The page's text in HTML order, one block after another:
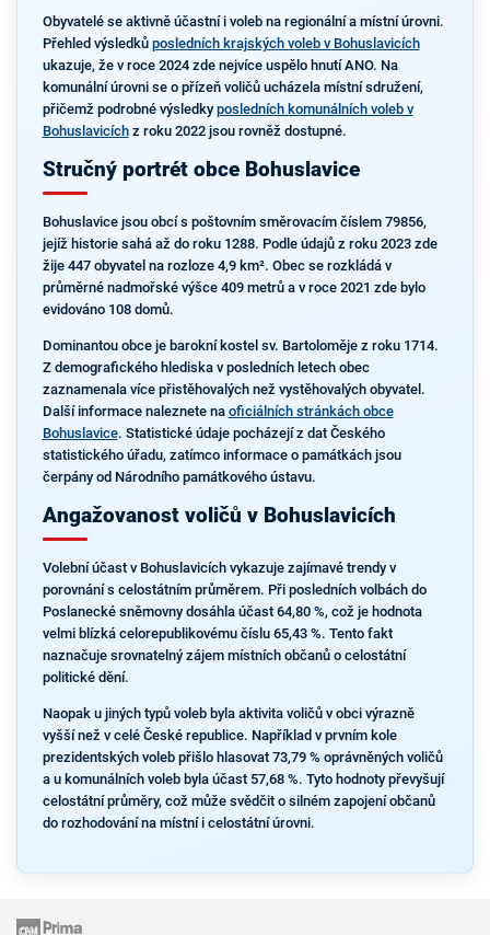
Obyvatelé se aktivně účastní i voleb na regionální a místní úrovni.
Přehled výsledků posledních krajských voleb v Bohuslavicích
ukazuje, že v roce 2024 zde nejvíce uspělo hnutí ANO. Na
komunální úrovni se o přízeň voličů ucházela místní sdružení,
přičemž podrobné výsledky posledních komunálních voleb v
Bohuslavicíchz roku 2022 jsou rovněž dostupné.
Stručný portrét obce Bohuslavice
Bohuslavice jsou obcí s poštovním směrovacím číslem 79856,
jejíž historie sahá až do roku 1288. Podle údajů z roku 2023 zde
žije 447 obyvatel na rozloze 4,9 km². Obec se rozkládá v
průměrné nadmořské výšce 409 metrů a v roce 2021 zde bylo
evidováno 108 domů.
Dominantou obce je barokní kostel sv. Bartoloměje z roku 1714.
Z demografického hlediska v posledních letech obec
zaznamenala více přistěhovalých než vystěhovalých obyvatel.
Další informace naleznete na oficiálních stránkách obce
Bohuslavice. Statistické údaje pocházejí z dat Českého
statistického úřadu, zatímco informace o památkách jsou
čerpány od Národního památkového ústavu.
Angažovanost voličů v Bohuslavicích
Volební účast v Bohuslavicích vykazuje zajímavé trendy v
porovnání s celostátním průměrem. Při posledních volbách do
Poslanecké sněmovny dosáhla účast 64,80 %, což je hodnota
velmi blízká celorepublikovému číslu 65,43 %. Tento fakt
naznačuje srovnatelný zájem místních občanů o celostátní
politické dění.
Naopak u jiných typů voleb byla aktivita voličů v obci výrazně
vyšší než v celé České republice. Například v prvním kole
prezidentských voleb přišlo hlasovat 73,79 % oprávněných voličů
a u komunálních voleb byla účast 57,68 %. Tyto hodnoty převyšují
celostátní průměry, což může svědčit o silném zapojení občanů
do rozhodování na místní i celostátní úrovni.